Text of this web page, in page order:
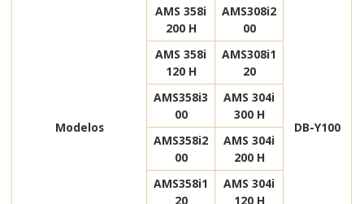
Modelos DB-Y100
AMS 358i
200 H
AMS308i2
00
AMS 358i
120 H
AMS308i1
20
AMS358i3
00
AMS 304i
300 H
AMS358i2
00
AMS 304i
200 H
AMS358i1
20
AMS 304i
120 H